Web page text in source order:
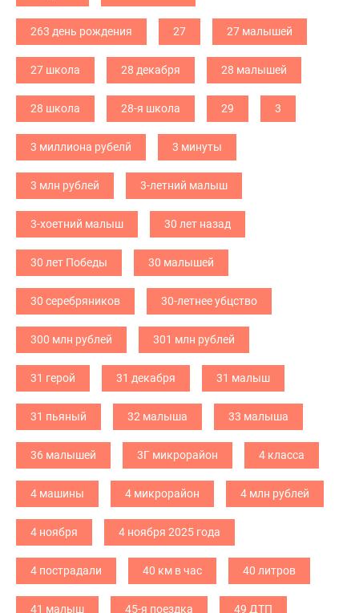
263 день рождения 27 27 малышей
27 школа 28 декабря 28 малышей
28 школа 28-я школа 29 3
3 миллиона рубелй 3 минуты
3 млн рублей 3-летний малыш
3-хоетний малыш 30 лет назад
30 лет Победы 30 малышей
30 серебряников 30-летнее убцство
300 млн рублей 301 млн рублей
31 герой 31 декабря 31 малыш
31 пьяный 32 малыша 33 малыша
36 малышей 3Г микрорайон 4 класса
4 машины 4 микрорайон 4 млн рублей
4 ноября 4 ноября 2025 года
4 пострадали 40 км в час 40 литров
41 малыш 45-я поездка 49 ДТП